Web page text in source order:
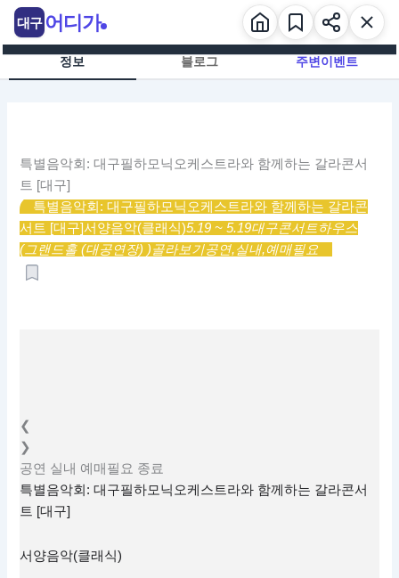
츠
정보 블로그 주변이벤트
특별음악회: 대구필하모닉오케스트라와 함께하는 갈라콘서
트 [대구]
특별음악회: 대구필하모닉오케스트라와 함께하는 갈라콘
서트 [대구]서양음악(클래식)5.19 ~ 5.19대구콘서트하우스
(그랜드홀 (대공연장) )골라보기공연,실내,예매필요
❮
❯
공연 실내 예매필요 종료
특별음악회: 대구필하모닉오케스트라와 함께하는 갈라콘서
트 [대구]
서양음악(클래식)
대구 어디가